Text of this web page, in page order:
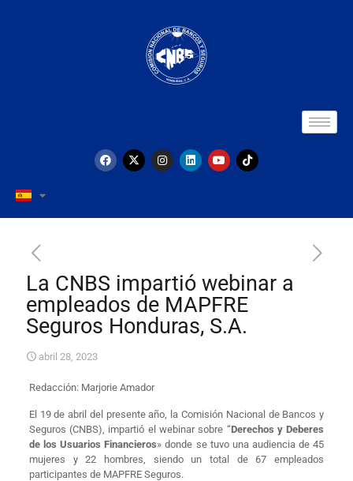
La CNBS impartió webinar a
empleados de MAPFRE
Seguros Honduras, S.A.
abril 28, 2023
Redacción: Marjorie Amador​
El 19 de abril del presente año, la Comisión Nacional de Bancos y
Seguros (CNBS), impartió el webinar sobre “Derechos y Deberes
de los Usuarios Financieros» donde se tuvo una audiencia de 45
mujeres y 22 hombres, siendo un total de 67 empleados
participantes de MAPFRE Seguros.